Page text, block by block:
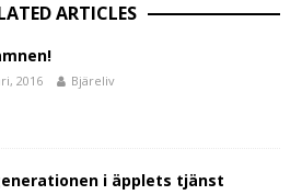
ARTICLES
2016 Bjäreliv
i äpplets tjänst